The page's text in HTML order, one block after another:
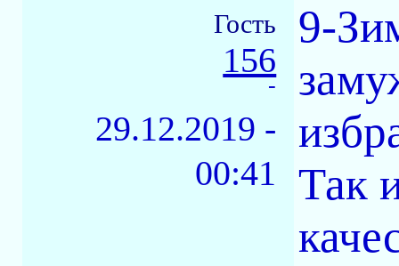
Гость
156
-
29.12.2019 -
00:41
9-
Так